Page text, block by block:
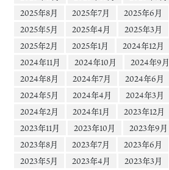
2025年8月
2025年7月
2025年6月
2025年5月
2025年4月
2025年3月
2025年2月
2025年1月
2024年12月
2024年11月
2024年10月
2024年9月
2024年8月
2024年7月
2024年6月
2024年5月
2024年4月
2024年3月
2024年2月
2024年1月
2023年12月
2023年11月
2023年10月
2023年9月
2023年8月
2023年7月
2023年6月
2023年5月
2023年4月
2023年3月